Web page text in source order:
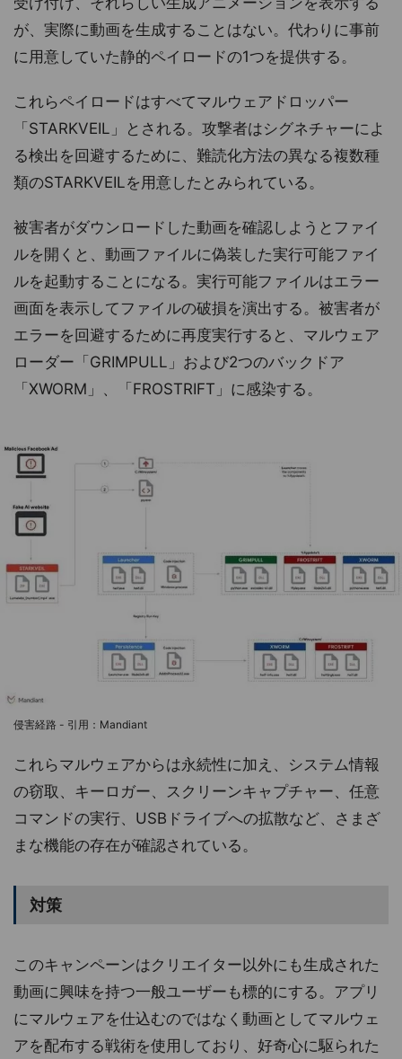
が、実際に動画を生成することはない。代わりに事前
に用意していた静的ペイロードの1つを提供する。
これらペイロードはすべてマルウェアドロッパー
「STARKVEIL」とされる。攻撃者はシグネチャーによ
る検出を回避するために、難読化方法の異なる複数種
類のSTARKVEILを用意したとみられている。
被害者がダウンロードした動画を確認しようとファイ
ルを開くと、動画ファイルに偽装した実行可能ファイ
ルを起動することになる。実行可能ファイルはエラー
画面を表示してファイルの破損を演出する。被害者が
エラーを回避するために再度実行すると、マルウェア
ローダー「GRIMPULL」および2つのバックドア
「XWORM」、「FROSTRIFT」に感染する。
侵害経路 - 引用：Mandiant
これらマルウェアからは永続性に加え、システム情報
の窃取、キーロガー、スクリーンキャプチャー、任意
コマンドの実行、USBドライブへの拡散など、さまざ
まな機能の存在が確認されている。
対策
このキャンペーンはクリエイター以外にも生成された
動画に興味を持つ一般ユーザーも標的にする。アプリ
にマルウェアを仕込むのではなく動画としてマルウェ
アを配布する戦術を使用しており、好奇心に駆られた